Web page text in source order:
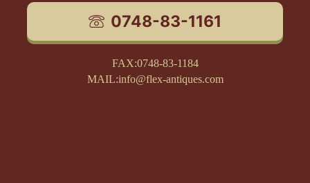
0748-83-1161
FAX:0748-83-1184
MAIL:info@flex-antiques.com